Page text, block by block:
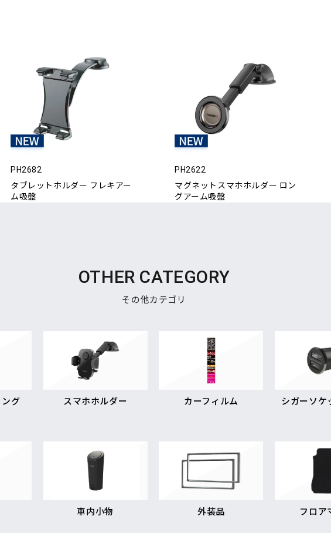
PH2682
タブレットホルダー フレキアー
ム吸盤
PH2622
マグネットスマホホルダー ロン
グアーム吸盤
OTHER CATEGORY
その他カテゴリ
グ スマホホルダー カーフィルム シガーソケ
車内小物 外装品 フロア